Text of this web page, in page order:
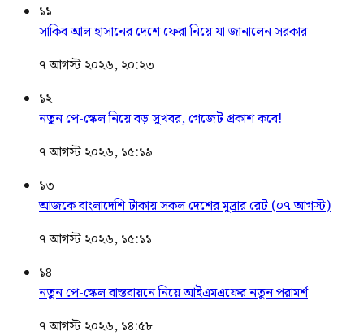
১১
সাকিব আল হাসানের দেশে ফেরা নিয়ে যা জানালেন সরকার
৭ আগস্ট ২০২৬, ২০:২৩
১২
নতুন পে-স্কেল নিয়ে বড় সুখবর, গেজেট প্রকাশ কবে!
৭ আগস্ট ২০২৬, ১৫:১৯
১৩
আজকে বাংলাদেশি টাকায় সকল দেশের মুদ্রার রেট (০৭ আগস্ট)
৭ আগস্ট ২০২৬, ১৫:১১
১৪
নতুন পে-স্কেল বাস্তবায়নে নিয়ে আইএমএফের নতুন পরামর্শ
৭ আগস্ট ২০২৬, ১৪:৫৮